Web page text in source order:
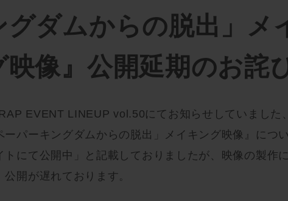
グダムからの脱出」メ
映像』公開延期のお詫
EVENT LINEUP vol.50にてお知らせしていました
ーパーキングダムからの脱出」メイキング映像』につ
トにて公開中」と記載しておりましたが、映像の製作
公開が遅れております。